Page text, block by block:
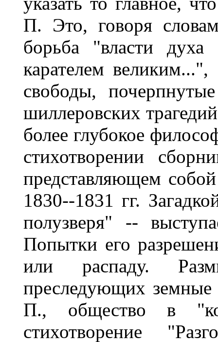
П. Это, говоря
борьба "власти
карателем
свободы,
шиллеровских
более глубокое
стихотворении
представляющем
1830--1831 гг.
полузверя" --
Попытки его
или распаду.
преследующих
П., общество в
стихотворение